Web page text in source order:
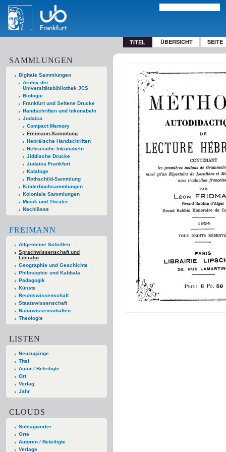
TITEL ÜBERSICHT SEITE
SAMMLUNGEN
Digitale Sammlungen
Archiv der
Universitätsbibliothek JCS
Biologie
Frankfurt und Seltene Drucke
Handschriften und Inkunabeln
Judaica
Compact Memory
Freimann-Sammlung
Hebräische Handschriften
Hebräische Inkunabeln
Jiddische Drucke
Judaica Frankfurt
Kataloge
Rothschild-Sammlung
Kinderbuchsammlungen
Koloniale Sammlungen
Musik und Theater
Nachlässe
FREIMANN
Allgemeine Schriften
Sprachwissenschaft und
Literatur
Geographie und Geschichte
Philosophie und Kabbala
Pädagogik
Künste
Rechtswissenschaft
Staatswissenschaft
Naturwissenschaften
Theologie
LISTEN
Neuzugänge
Titel
Autor / Beteiligte
Ort
Verlag
Jahr
CLOUDS
Schlagwörter
Orte
Autoren / Beteiligte
Verlage